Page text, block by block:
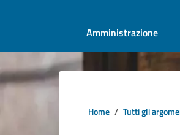
Amministrazione
Home Tutti gli